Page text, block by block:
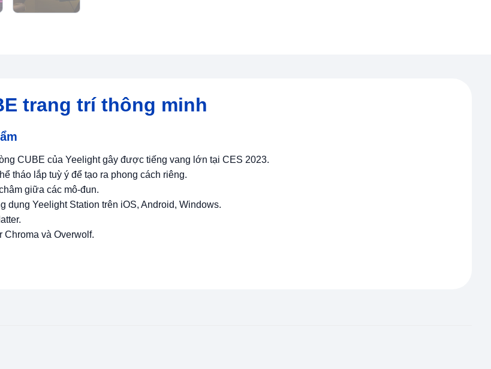
trang trí thông minh
CUBE của Yeelight gây được tiếng vang lớn tại CES 2023.
tháo lắp tuỳ ý để tạo ra phong cách riêng.
giữa các mô-đun.
dụng Yeelight Station trên iOS, Android, Windows.
và Overwolf.